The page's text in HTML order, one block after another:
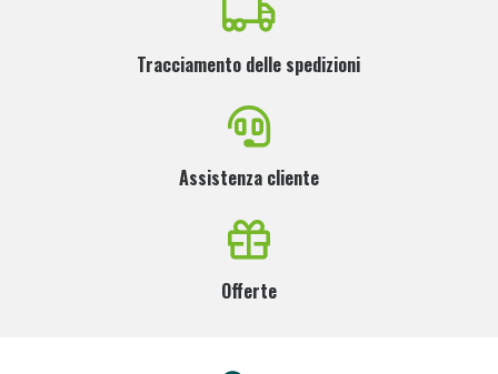
Tracciamento delle spedizioni
Assistenza cliente
Offerte